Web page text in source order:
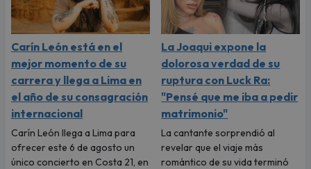
Carín León está en el
mejor momento de su
carrera y llega a Lima en
el año de su consagración
internacional
Carín León llega a Lima para
ofrecer este 6 de agosto un
único concierto en Costa 21, en
La Joaqui expone la
dolorosa verdad de su
ruptura con Luck Ra:
"Pensé que me iba a pedir
matrimonio"
La cantante sorprendió al
revelar que el viaje más
romántico de su vida terminó